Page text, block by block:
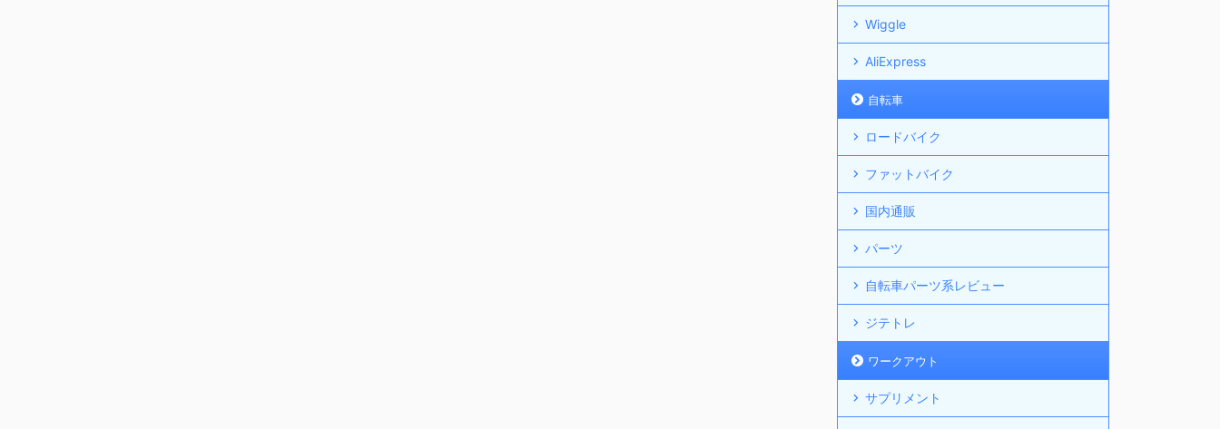
Wiggle
AliExpress
自転車
ロードバイク
ファットバイク
国内通販
パーツ
自転車パーツ系レビュー
ジテトレ
ワークアウト
サプリメント